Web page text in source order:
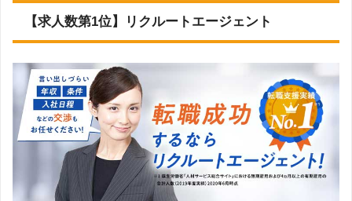
LHH転職エージェント
ランスタッド 1,699
Webist(ウェビスト) 1,690
MS Agent by MS-Japan 1,284
調査対象
とした求
人につい
て
上記で調査対象とした転職エージェントがWEBサイ
トで公開している求人のうち、「条件：英語を活か
す」の条件に合致する求人数をカウントしました。
調査日 ※求人数ランキング上部に記載
【求人数第1位】リクルートエージェント